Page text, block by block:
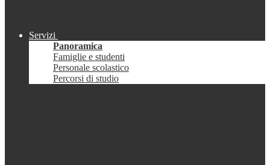
Servizi
Panoramica
Famiglie e studenti
Personale scolastico
Percorsi di studio